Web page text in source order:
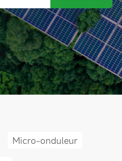
Micro-onduleur